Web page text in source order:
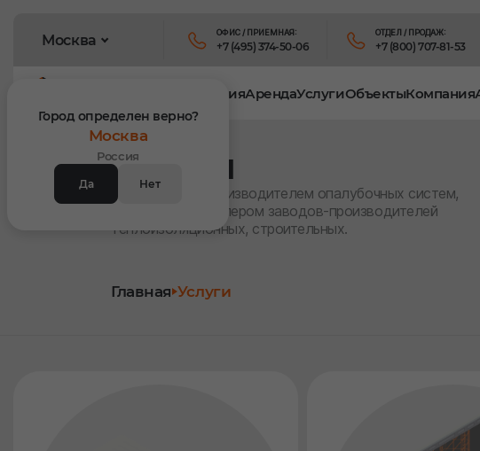
ОФИС / ПРИЕМНАЯ:
+7 (495) 374-50-06
ОТДЕЛ / ПРОДАЖ:
+7 (800) 707-81-53
Москва
Город определен верно?
Москва
Россия
Да Нет
ПродукцияАрендаУслугиОбъектыКомпания
Услуги
1ОК является производителем опалубочных систем,
официальным дилером заводов-производителей
теплоизоляционных, строительных.
Главная Услуги